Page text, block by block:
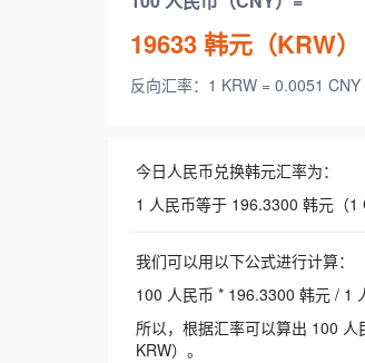
19633韩元（KRW）
反向汇率：1 KRW = 0.0051 CNY
今日人民币兑换韩元汇率为：
1 人民币等于 196.3300 韩元（1
我们可以用以下公式进行计算：
100 人民币 * 196.3300 韩元 / 1
所以，根据汇率可以算出 100
KRW）。